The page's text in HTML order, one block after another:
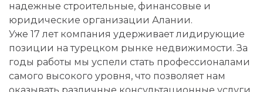
надежные строительные, финансовые и
юридические организации Алании.
Уже 17 лет компания удерживает лидирующие
позиции на турецком рынке недвижимости. За
годы работы мы успели стать профессионалами
самого высокого уровня, что позволяет нам